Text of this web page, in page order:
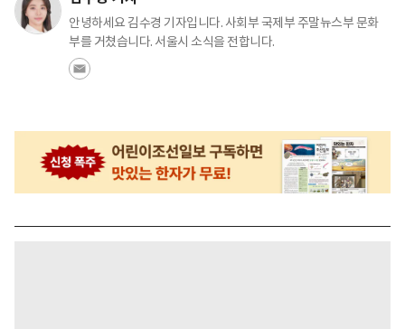
안녕하세요 김수경 기자입니다. 사회부 국제부 주말뉴스부 문화
부를 거쳤습니다. 서울시 소식을 전합니다.